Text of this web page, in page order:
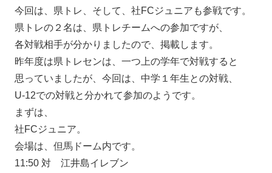
今回は、県トレ、そして、社FCジュニアも参戦です。
県トレの２名は、県トレチームへの参加ですが、
各対戦相手が分かりましたので、掲載します。
昨年度は県トレセンは、一つ上の学年で対戦すると
思っていましたが、今回は、中学１年生との対戦、
U-12での対戦と分かれて参加のようです。
まずは、
社FCジュニア。
会場は、但馬ドーム内です。
11:50 対 江井島イレブン